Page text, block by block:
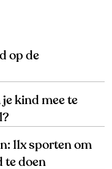
op de
kind mee te
11x sporten om
te doen